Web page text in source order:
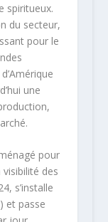
spiritueux.
du secteur,
pour le
une
pour
des
s’installe
et passe